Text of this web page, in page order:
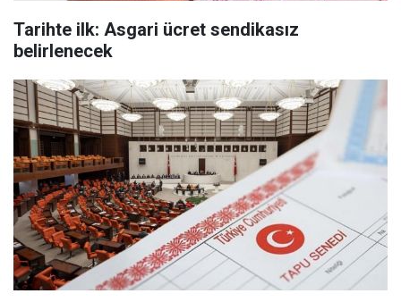
Tarihte ilk: Asgari ücret sendikasız
belirlenecek